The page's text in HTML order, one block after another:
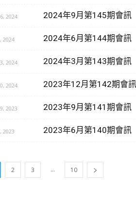
2024 2024年9月第145期會訊
2024 2024年6月第144期會訊
2024 2024年3月第143期會訊
2024 2023年12月第142期會訊
2023 2023年9月第141期會訊
2023 2023年6月第140期會訊
2 3 ... 10